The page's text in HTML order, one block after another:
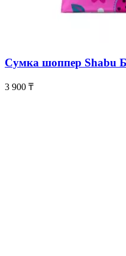
Сумка шоппер Shabu
3 900 ₸